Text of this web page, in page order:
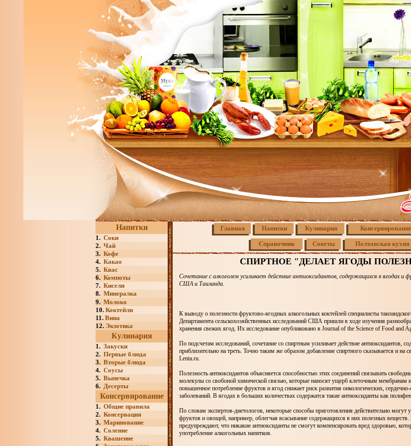
Напитки
1. Соки
2. Чай
3. Кофе
4. Какао
5. Квас
6. Компоты
7. Кисели
8. Минералка
9. Молоко
10. Коктейли
11. Вина
12. Экзотика
Кулинария
1. Закуски
2. Первые блюда
3. Вторые блюда
4. Соусы
5. Выпечка
6. Десерты
Консервирование
1. Общие правила
2. Консервация
3. Маринование
4. Соление
5. Квашение
Главная Напитки Кулинария Консервирование
Справочник Советы Полтавская кухня
СПИРТНОЕ "ДЕЛАЕТ ЯГОДЫ
Сочетание с алкоголем усиливает действие антиоксидантов, содержащихся в ягодах и
США и Таиланда.
К выводу о полезности фруктово-ягодных алкогольных коктейлей специалисты
Департамента сельскохозяйственных исследований США пришли в ходе изучения
хранения свежих ягод. Их исследование опубликовано в Journal of the Science of Food and
По подсчетам исследований, сочетание со спиртным усиливает действие антиоксидантов,
приблизительно на треть. Точно таким же образом добавление спиртного сказывается и на
Lenta.ru.
Полезность антиоксидантов объясняется способностью этих соединений связывать
молекулы со свобоной химической связью, которые наносят ущерб клеточным
повышенное потребление фруктов и ягод снижает риск развития онкологических,
заболеваний. В ягодах в больших количествах содержатся такие антиоксиданты как
По словам экспертов-диетологов, некоторые способы приготовления действительно могут
фруктов и овощей, например, облегчая всасывание содержащихся в них полезных
предупреждают, что никакие антиоксиданты не смогут компенсировать вред здоровью,
употребление алкогольных напитков.